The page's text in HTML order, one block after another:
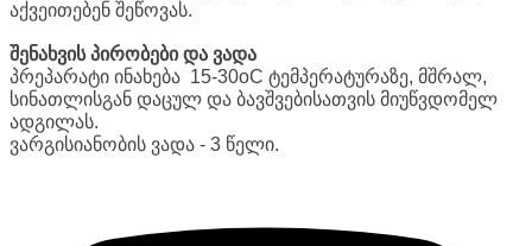
აქვეითებენ შეწოვას.
შენახვის პირობები და ვადა
პრეპარატი ინახება 15-30oC ტემპერატურაზე, მშრალ,
სინათლისგან დაცულ და ბავშვებისათვის მიუწვდომელ
ადგილას.
ვარგისიანობის ვადა - 3 წელი.